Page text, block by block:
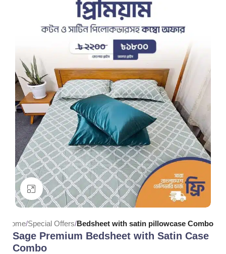
Click to enlarge
Home Special Offers Bedsheet with satin pillowcase Combo
Sage Premium Bedsheet with Satin Case
Combo